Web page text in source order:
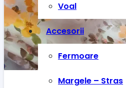
Voal
Accesorii
Fermoare
Margele – Stras